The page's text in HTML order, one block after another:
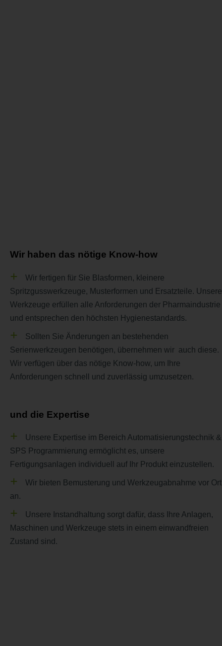
Wir haben das nötige Know-how
Wir fertigen für Sie Blasformen, kleinere
Spritzgusswerkzeuge, Musterformen und Ersatzteile. Unsere
Werkzeuge erfüllen alle Anforderungen der Pharmaindustrie
und entsprechen den höchsten Hygienestandards.
Sollten Sie Änderungen an bestehenden
Serienwerkzeugen benötigen, übernehmen wir auch diese.
Wir verfügen über das nötige Know-how, um Ihre
Anforderungen schnell und zuverlässig umzusetzen.​
und die Expertise
Unsere Expertise im Bereich Automatisierungstechnik &
SPS Programmierung ermöglicht es, unsere
Fertigungsanlagen individuell auf Ihr Produkt einzustellen.
Wir bieten Bemusterung und Werkzeugabnahme vor Ort
an.​
Unsere Instandhaltung sorgt dafür, dass Ihre Anlagen,
Maschinen und Werkzeuge stets in einem einwandfreien
Zustand sind. ​